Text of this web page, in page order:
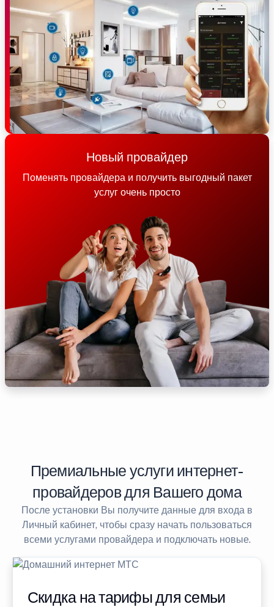
Новый провайдер
Поменять провайдера и получить выгодный пакет
услуг очень просто
Премиальные услуги интернет-
провайдеров для Вашего дома
После установки Вы получите данные для входа в
Личный кабинет, чтобы сразу начать пользоваться
всеми услугами провайдера и подключать новые.
Скидка на тарифы для семьи